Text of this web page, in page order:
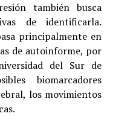
también busca
de identificarla.
principalmente en
de autoinforme, por
del Sur de
biomarcadores
los movimientos